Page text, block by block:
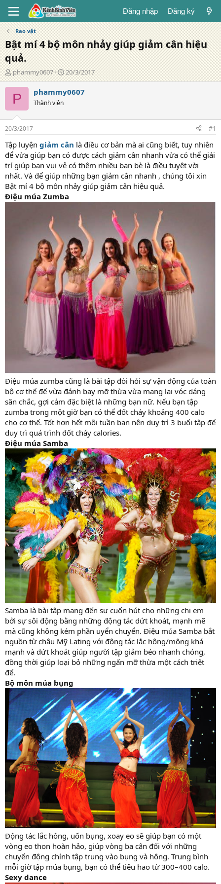
Đăng nhập Đăng ký
Rao vặt
Bật mí 4 bộ môn nhảy giúp giảm cân hiệu
quả.
T
á
c
g
ả
phammy0607
N
g
à
y
g
20/3/2017
P phammy0607
Thành viên
20/3/2017 #1
Tập luyện giảm cân là điều cơ bản mà ai cũng biết, tuy nhiên
để vừa giúp bạn có được cách giảm cân nhanh vừa có thể giải
trí giúp bạn vui vẻ có thêm nhiều bạn bè là điều tuyệt vời
nhất. Và để giúp những bạn giảm cân nhanh , chúng tôi xin
Bật mí 4 bộ môn nhảy giúp giảm cân hiệu quả.
Điệu múa Zumba
Điệu múa zumba cũng là bài tập đòi hỏi sự vận động của toàn
bộ cơ thể để vừa đánh bay mỡ thừa vừa mang lại vóc dáng
săn chắc, gợi cảm đặc biệt là những bạn nữ. Nếu bạn tập
zumba trong một giờ bạn có thể đốt cháy khoảng 400 calo
cho cơ thể. Tốt hơn hết mỗi tuần bạn nên duy trì 3 buổi tập để
duy trì quá trình đốt cháy calories.
Điệu múa Samba
Samba là bài tập mang đến sự cuốn hút cho những chị em
bởi sự sôi động bằng những động tác dứt khoát, mạnh mẽ
mà cũng không kém phần uyển chuyển. Điệu múa Samba bắt
nguồn từ châu Mỹ Lating với động tác lắc hông/mông khá
mạnh và dứt khoát giúp người tập giảm béo nhanh chóng,
đồng thời giúp loại bỏ những ngấn mỡ thừa một cách triệt
để.
Bộ môn múa bụng
Động tác lắc hông, uốn bụng, xoay eo sẽ giúp bạn có một
vòng eo thon hoàn hảo, giúp vòng ba cân đối với những
chuyển động chính tập trung vào bụng và hông. Trung bình
mỗi giờ tập múa bụng, bạn có thể tiêu hao từ 300–400 calo.
Sexy dance